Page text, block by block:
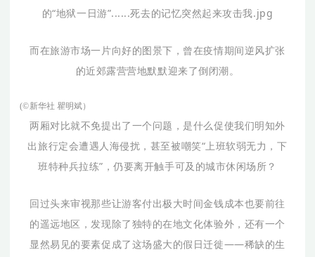
的“地狱一日游”......死去的记忆突然起来攻击我.jpg
而在旅游市场一片向好的图景下，曾在疫情期间逆风扩张
的近郊露营营地默默迎来了倒闭潮。
(©新华社 瞿明斌）
两厢对比就不免提出了一个问题，是什么促使我们明知外
出旅行定会遭遇人海侵扰，甚至被嘲笑“上班软弱无力，下
班特种兵拉练”，仍要离开触手可及的城市休闲场所？
回过头来审视那些让游客付出极大时间金钱成本也要前往
的遥远地区，发现除了独特的在地文化体验外，还有一个
显然易见的要素促成了这场盛大的假日迁徙——稀缺的生